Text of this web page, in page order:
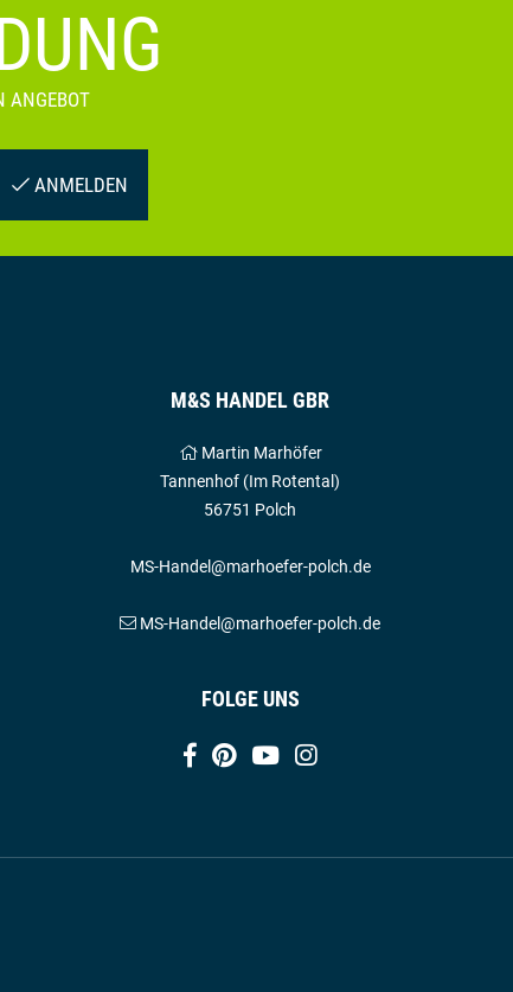
ANGEBOT
ANMELDEN
M&S HANDEL GBR
Martin Marhöfer
Tannenhof (Im Rotental)
56751 Polch
MS-Handel@marhoefer-polch.de
MS-Handel@marhoefer-polch.de
FOLGE UNS